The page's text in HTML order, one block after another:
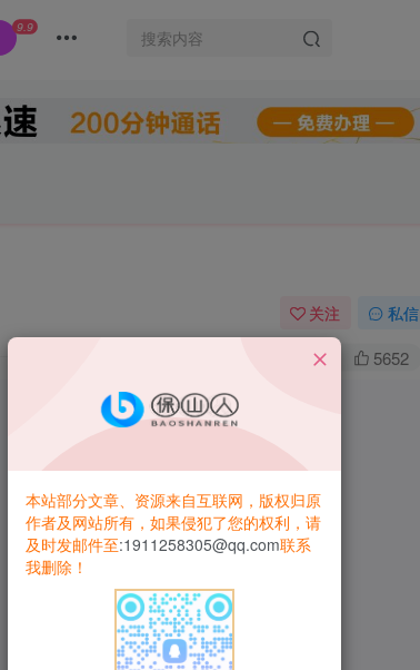
9.9
关注 私信
1.3W+ 5652
本站部分文章、资源来自互联网，版权归原
作者及网站所有，如果侵犯了您的权利，请
及时发邮件至:1911258305@qq.com联系
我删除！